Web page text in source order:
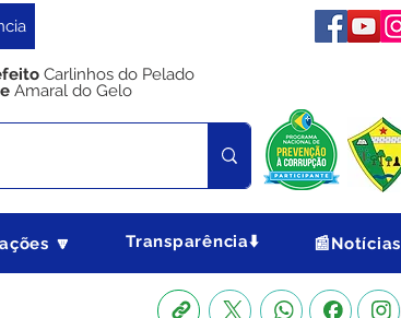
Carlinhos do Pelado
Amaral do Gelo
🔽 Transparência⬇️ 📰Notícias